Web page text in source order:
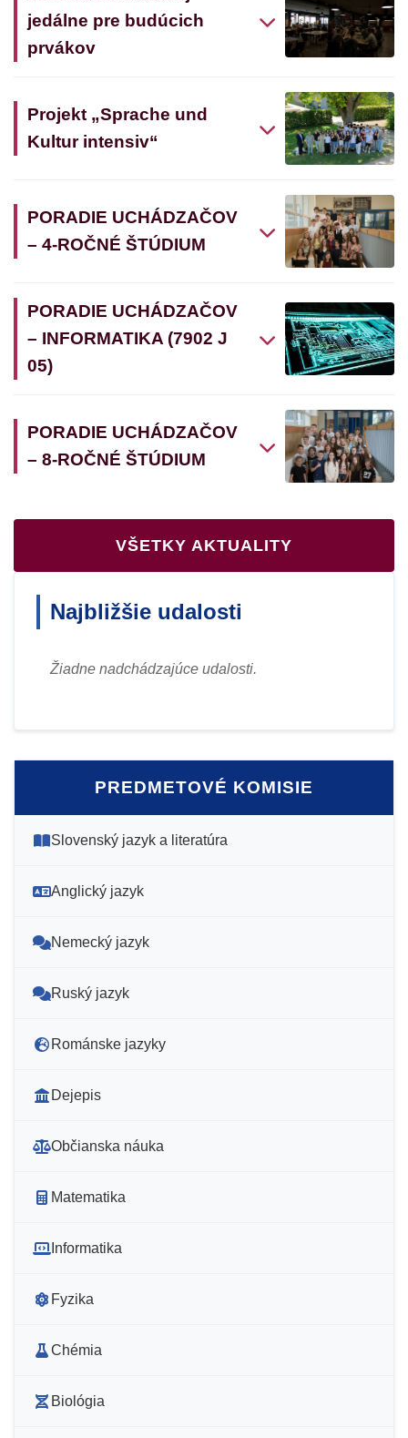
jedálne pre budúcich
prvákov
Projekt „Sprache und
Kultur intensiv“
PORADIE UCHÁDZAČOV
– 4-ROČNÉ ŠTÚDIUM
PORADIE UCHÁDZAČOV
– INFORMATIKA (7902 J
05)
PORADIE UCHÁDZAČOV
– 8-ROČNÉ ŠTÚDIUM
VŠETKY AKTUALITY
Najbližšie udalosti
Žiadne nadchádzajúce udalosti.
PREDMETOVÉ KOMISIE
Slovenský jazyk a literatúra
Anglický jazyk
Nemecký jazyk
Ruský jazyk
Románske jazyky
Dejepis
Občianska náuka
Matematika
Informatika
Fyzika
Chémia
Biológia